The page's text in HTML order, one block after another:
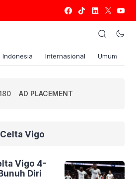
Indonesia Internasional Umum
AD PLACEMENT
Vigo
Vigo 4-
Diri